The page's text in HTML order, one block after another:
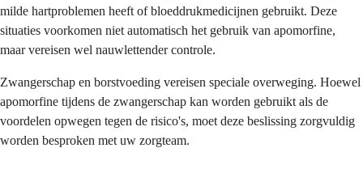
milde hartproblemen heeft of bloeddrukmedicijnen gebruikt. Deze
situaties voorkomen niet automatisch het gebruik van apomorfine,
maar vereisen wel nauwlettender controle.
Zwangerschap en borstvoeding vereisen speciale overweging. Hoewel
apomorfine tijdens de zwangerschap kan worden gebruikt als de
voordelen opwegen tegen de risico's, moet deze beslissing zorgvuldig
worden besproken met uw zorgteam.